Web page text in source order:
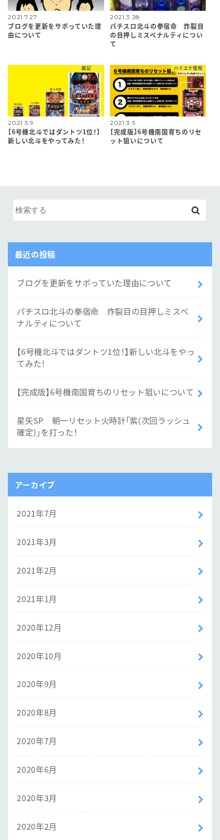
2021.7.27
ブログを更新をサボっていた理
由について
2021.3.28
パチスロ北斗の拳宿命 炸裂目
の目押しミスペナルティについ
て
雑記
2021.3.9
【6号機北斗ではダントツ1位！】
新しい北斗をやってみた！
ハイエナ情報
2021.3.5
【完成版】6号機南国育ちのリセ
ット狙いについて
最近の投稿
ブログを更新をサボっていた理由について
パチスロ北斗の拳宿命 炸裂目の目押しミスペ
ナルティについて
【6号機北斗ではダントツ1位！】新しい北斗をやっ
てみた！
【完成版】6号機南国育ちのリセット狙いについて
星矢SP 朝一リセット火時計「紫(次回ラッシュ
確定)」を打った！
アーカイブ
2021年7月
2021年3月
2021年2月
2021年1月
2020年12月
2020年10月
2020年9月
2020年8月
2020年7月
2020年6月
2020年3月
2020年2月